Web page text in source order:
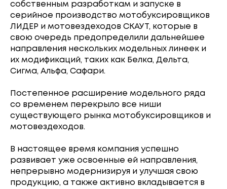
собственным разработкам и запуске в
серийное производство мотобуксировщиков
ЛИДЕР и мотовездеходов СКАУТ, которые в
свою очередь предопределили дальнейшее
направления нескольких модельных линеек и
их модификаций, таких как Белка, Дельта,
Сигма, Альфа, Сафари.
Постепенное расширение модельного ряда
со временем перекрыло все ниши
существующего рынка мотобуксировщиков и
мотовездеходов.
В настоящее время компания успешно
развивает уже освоенные ей направления,
непрерывно модернизируя и улучшая свою
продукцию, а также активно вкладывается в